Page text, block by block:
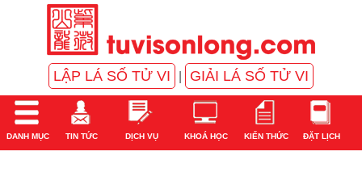
LẬP LÁ SỐ TỬ VI GIẢI LÁ SỐ TỬ VI
DANH MỤC TIN TỨC DỊCH VỤ KHOÁ HỌC KIẾN THỨC ĐẶT LỊCH